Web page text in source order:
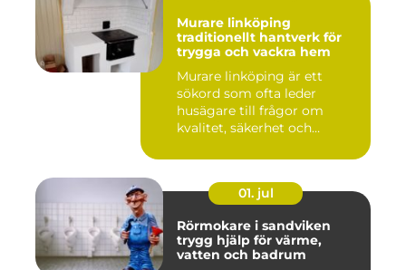
Murare linköping
traditionellt hantverk för
trygga och vackra hem
Murare linköping är ett
sökord som ofta leder
husägare till frågor om
kvalitet, säkerhet och
01. jul
Rörmokare i sandviken
trygg hjälp för värme,
vatten och badrum